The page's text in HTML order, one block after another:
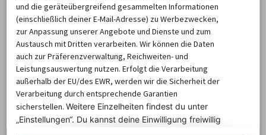
Anmietung eines Transporters
FAQ-Bereich.
Transporter mieten: Für
Aschaffenburg den passenden Wagen
mieten
Bei gleich mehreren Mietstationen in der Stadt und
und die geräteübergreifend gesammelten Informationen
(einschließlich deiner E-Mail-Adresse) zu Werbezwecken,
zur Anpassung unserer Angebote und Dienste und zum
Austausch mit Dritten verarbeiten. Wir können die Daten
auch zur Präferenzverwaltung, Reichweiten- und
Leistungsauswertung nutzen. Erfolgt die Verarbeitung
außerhalb der EU/des EWR, werden wir die Sicherheit der
Verarbeitung durch entsprechende Garantien
sicherstellen.Weitere Einzelheiten findest du unter
„Einstellungen“. Du kannst deine Einwilligung freiwillig